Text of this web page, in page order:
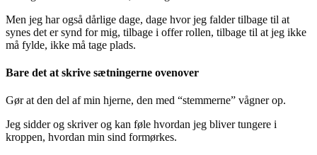
Men jeg har også dårlige dage, dage hvor jeg falder tilbage til at
synes det er synd for mig, tilbage i offer rollen, tilbage til at jeg ikke
må fylde, ikke må tage plads.
Bare det at skrive sætningerne ovenover
Gør at den del af min hjerne, den med “stemmerne” vågner op.
Jeg sidder og skriver og kan føle hvordan jeg bliver tungere i
kroppen, hvordan min sind formørkes.